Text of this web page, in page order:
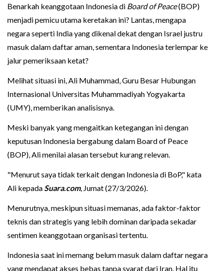
Benarkah keanggotaan Indonesia di Board of Peace(BOP)
menjadi pemicu utama keretakan ini? Lantas, mengapa
negara seperti India yang dikenal dekat dengan Israel justru
masuk dalam daftar aman, sementara Indonesia terlempar ke
jalur pemeriksaan ketat?
Melihat situasi ini, Ali Muhammad, Guru Besar Hubungan
Internasional Universitas Muhammadiyah Yogyakarta
(UMY), memberikan analisisnya.
Meski banyak yang mengaitkan ketegangan ini dengan
keputusan Indonesia bergabung dalam Board of Peace
(BOP), Ali menilai alasan tersebut kurang relevan.
"Menurut saya tidak terkait dengan Indonesia di BoP," kata
Ali kepada Suara.com, Jumat (27/3/2026).
Menurutnya, meskipun situasi memanas, ada faktor-faktor
teknis dan strategis yang lebih dominan daripada sekadar
sentimen keanggotaan organisasi tertentu.
Indonesia saat ini memang belum masuk dalam daftar negara
yang mendapat akses bebas tanpa syarat dari Iran. Hal itu